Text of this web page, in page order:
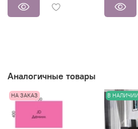
Аналогичные товары
НА ЗАКАЗ В НАЛИЧИИ